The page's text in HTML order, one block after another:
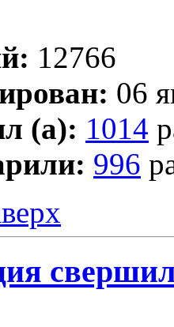
12766
06
(а): 1014
996